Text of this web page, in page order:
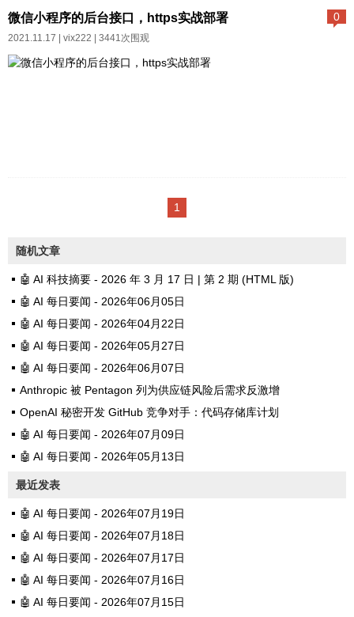
成为大众化交互入口，为了将最
合作伙伴，缔造的魔飞麦克风成
广播的指令，进行一系列机械臂
操作，目前，用于档案的抓取...
0
微信小程序的后台接口，https实战部署
2021.11.17 | vix222 | 3441次围观
阿里有免费的1年的ssl证书申请,y
了自己一个二级域名做测试，tes
t.anool.net点击创建域名嗯，还需
要验证，这个操作去域名运营商
那，比如我的域名用的是花生壳
就是添加一条txt记录，反正升级
一个txt功能又花了我36元，不知
道是不是每年的？最后申请证书
审核，应该很快，这里我下载ngi
nx的做测试下载下来就是...
1
随机文章
🤖 AI 科技摘要 - 2026 年 3 月 17 日 | 第 2 期 (HTML 版)
🤖 AI 每日要闻 - 2026年06月05日
🤖 AI 每日要闻 - 2026年04月22日
🤖 AI 每日要闻 - 2026年05月27日
🤖 AI 每日要闻 - 2026年06月07日
Anthropic 被 Pentagon 列为供应链风险后需求反激增
OpenAI 秘密开发 GitHub 竞争对手：代码存储库计划
🤖 AI 每日要闻 - 2026年07月09日
🤖 AI 每日要闻 - 2026年05月13日
最近发表
🤖 AI 每日要闻 - 2026年07月19日
🤖 AI 每日要闻 - 2026年07月18日
🤖 AI 每日要闻 - 2026年07月17日
🤖 AI 每日要闻 - 2026年07月16日
🤖 AI 每日要闻 - 2026年07月15日